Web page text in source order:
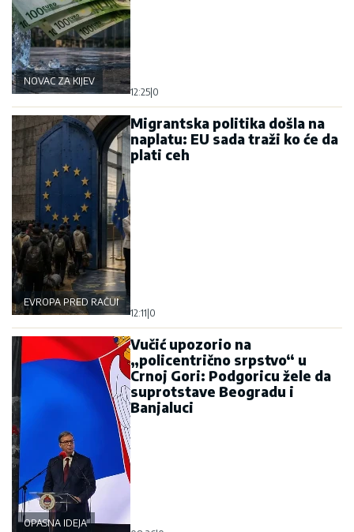
NOVAC ZA KIJEV
12:25 0
EVROPA PRED RAČUNOM
Migrantska politika došla na
naplatu: EU sada traži ko će da
plati ceh
12:11 0
OPASNA IDEJA
Vučić upozorio na
„policentrično srpstvo“ u
Crnoj Gori: Podgoricu žele da
suprotstave Beogradu i
Banjaluci